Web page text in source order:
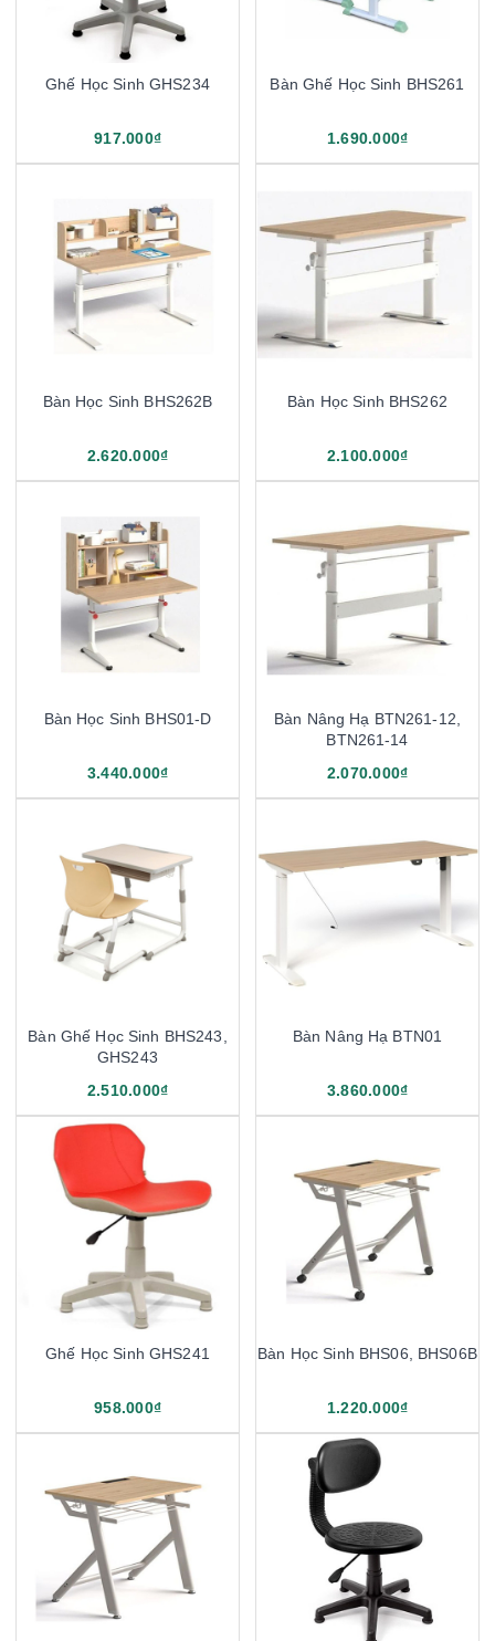
Ghế Học Sinh GHS234
917.000₫
Bàn Ghế Học Sinh BHS261
1.690.000₫
Bàn Học Sinh BHS262B
2.620.000₫
Bàn Học Sinh BHS262
2.100.000₫
Bàn Học Sinh BHS01-D
3.440.000₫
Bàn Nâng Hạ BTN261-12,
BTN261-14
2.070.000₫
Bàn Ghế Học Sinh BHS243,
GHS243
2.510.000₫
Bàn Nâng Hạ BTN01
3.860.000₫
Ghế Học Sinh GHS241
958.000₫
Bàn Học Sinh BHS06, BHS06B
1.220.000₫